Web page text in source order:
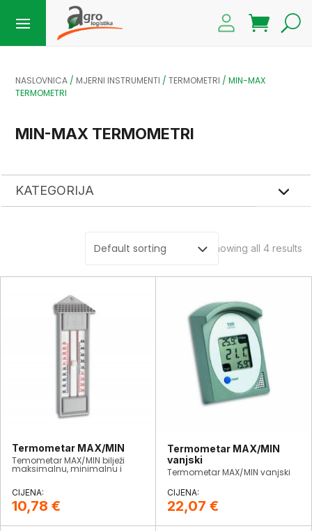
NASLOVNICA / MJERNI INSTRUMENTI /TERMOMETRI / MIN-MAX
TERMOMETRI
MIN-MAX TERMOMETRI
KATEGORIJA
Showing all 4 results
Termometar MAX/MIN
Temometar MAX/MIN bilježi
maksimalnu, minimalnu i
trenutnu temperaturu.
10,78 €
Termometar MAX/MIN
vanjski
Termometar MAX/MIN vanjski
22,07 €